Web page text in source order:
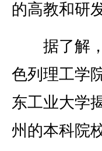
的高教和研
据了解，
色列理工学
东工业大学
州的本科院